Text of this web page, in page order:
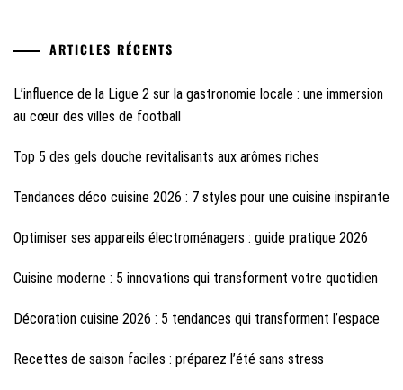
ARTICLES RÉCENTS
L’influence de la Ligue 2 sur la gastronomie locale : une immersion
au cœur des villes de football
Top 5 des gels douche revitalisants aux arômes riches
Tendances déco cuisine 2026 : 7 styles pour une cuisine inspirante
Optimiser ses appareils électroménagers : guide pratique 2026
Cuisine moderne : 5 innovations qui transforment votre quotidien
Décoration cuisine 2026 : 5 tendances qui transforment l’espace
Recettes de saison faciles : préparez l’été sans stress